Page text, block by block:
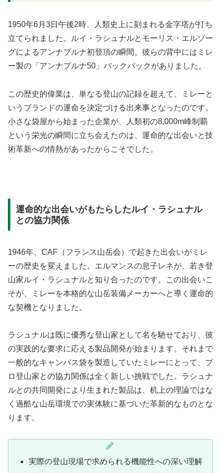
1950年6月3日午後2時、人類史上に刻まれる金字塔が打ち
立てられました。ルイ・ラシュナルとモーリス・エルゾー
グによるアンナプルナ初登頂の瞬間、彼らの背中にはミレ
ー製の「アンナプルナ50」バックパックがありました。
この歴史的偉業は、単なる登山の記録を超えて、ミレーと
いうブランドの運命を決定づける出来事となったのです。
小さな袋屋から始まった企業が、人類初の8,000m峰制覇
という栄光の瞬間に立ち会えたのは、運命的な出会いと技
術革新への情熱があったからこそでした。
運命的な出会いがもたらしたルイ・ラシュナル
との協力関係
1946年、CAF（フランス山岳会）で起きた出会いがミレ
ーの歴史を変えました。エルマンスの息子レネが、若き登
山家ルイ・ラシュナルと知り合ったのです。この出会いこ
そが、ミレーを本格的な山岳装備メーカーへと導く運命的
な契機となりました。
ラシュナルは既に優秀な登山家として名を馳せており、彼
の実践的な要求に応える製品開発が始まります。それまで
一般的なキャンバス袋を製造していたミレーにとって、プ
ロ登山家との協力関係は全く新しい挑戦でした。ラシュナ
ルとの共同開発により生まれた製品は、机上の理論ではな
く過酷な山岳環境での実体験に基づいた革新的なものとな
ります。
実際の登山現場で求められる機能性への深い理解